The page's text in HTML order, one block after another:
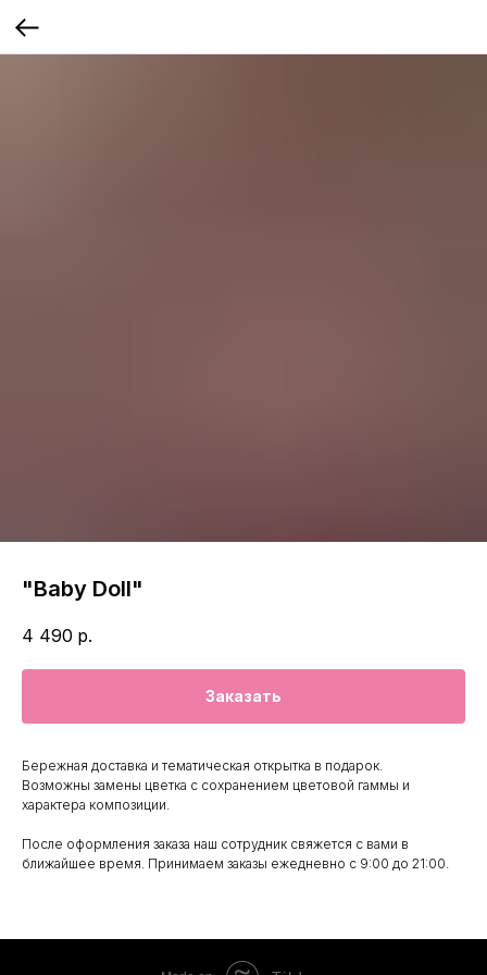
"Baby Doll"
4 490 р.
Заказать
Бережная доставка и тематическая открытка в подарок.
Возможны замены цветка с сохранением цветовой гаммы и
характера композиции.
После оформления заказа наш сотрудник свяжется с вами в
ближайшее время. Принимаем заказы ежедневно с 9:00 до 21:00.